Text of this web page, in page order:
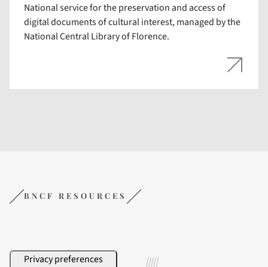
National service for the preservation and access of
digital documents of cultural interest, managed by the
National Central Library of Florence.
BNCF RESOURCES